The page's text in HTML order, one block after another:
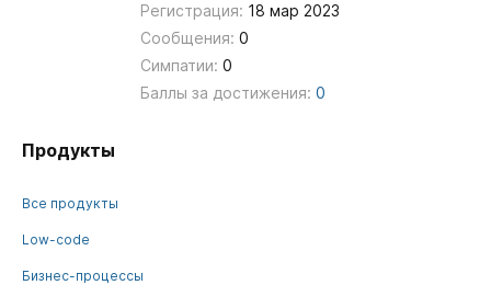
Регистрация: 18 мар 2023
Сообщения: 0
Симпатии: 0
Баллы за достижения: 0
Продукты
Все продукты
Low-code
Бизнес-процессы